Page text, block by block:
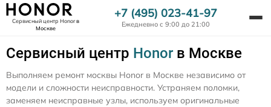
Сервисный центр Honorв
Москве
+7 (495) 023-41-97
Ежедневно с 9:00 до 21:00
Сервисный центр Honor в Москве
Выполняем ремонт москвы Honor в Москве независимо от
модели и сложности неисправности. Устраняем поломки,
заменяем неисправные узлы, используем оригинальные